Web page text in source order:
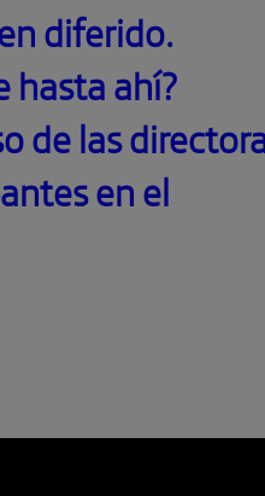
diferido.
hasta ahí?
de las
en el